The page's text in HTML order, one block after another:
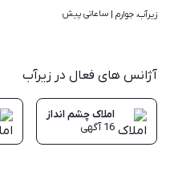
زیرآب، جوارم | ساعاتی پیش
آژانس های فعال در زیرآب
املاک چشم انداز
16 آگهی